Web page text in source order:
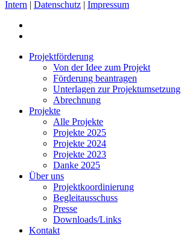
Intern | Datenschutz | Impressum
Projektförderung
Von der Idee zum Projekt
Förderung beantragen
Unterlagen zur Projektumsetzung
Abrechnung
Projekte
Alle Projekte
Projekte 2025
Projekte 2024
Projekte 2023
Danke 2025
Über uns
Projektkoordinierung
Begleitausschuss
Presse
Downloads/Links
Kontakt